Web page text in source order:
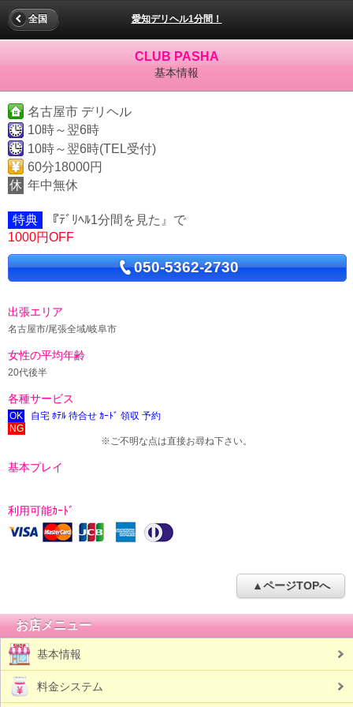
愛知デリヘル1分間！
全国
CLUB PASHA
基本情報
名古屋市 デリヘル
10時～翌6時
10時～翌6時(TEL受付)
60分18000円
休 年中無休
特典
『ﾃﾞﾘﾍﾙ1分間を見た』で
1000円OFF
050-5362-2730
出張エリア
名古屋市/尾張全域/岐阜市
女性の平均年齢
20代後半
各種サービス
OK
自宅 ﾎﾃﾙ 待合せ ｶｰﾄﾞ 領収 予約
NG
※ご不明な点は直接お尋ね下さい。
基本プレイ
利用可能ｶｰﾄﾞ
▲ページTOPへ
お店メニュー
基本情報
料金システム